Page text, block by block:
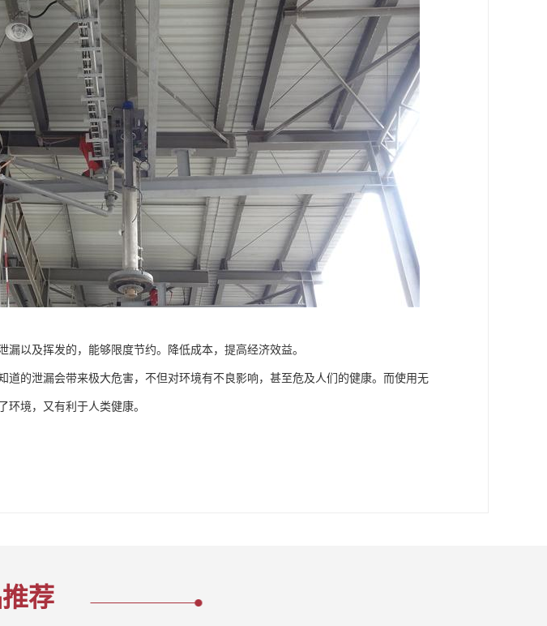
以及挥发的，能够限度节约。降低成本，提高经济效益。
道的泄漏会带来极大危害，不但对环境有不良影响，甚至危及人们的健康。而使用无
环境，又有利于人类健康。
荐